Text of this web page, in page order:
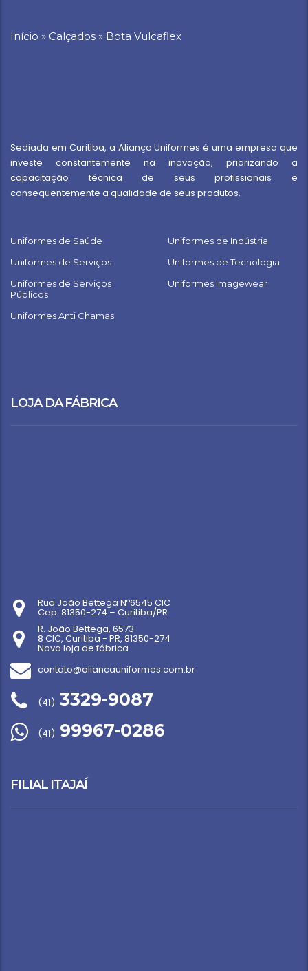
Início » Calçados » Bota Vulcaflex
Sediada em Curitiba, a Aliança Uniformes é uma empresa que
investe constantemente na inovação, priorizando a
capacitação técnica de seus profissionais e
consequentemente a qualidade de seus produtos.
Uniformes de Saúde
Uniformes de Indústria
Uniformes de Serviços
Uniformes de Tecnologia
Uniformes de Serviços
Públicos
Uniformes Imagewear
Uniformes Anti Chamas
LOJA DA FÁBRICA
Rua João Bettega Nº6545 CIC
Cep: 81350-274 – Curitiba/PR
R. João Bettega, 6573
8 CIC, Curitiba - PR, 81350-274
Nova loja de fábrica
contato@aliancauniformes.com.br
(41) 3329-9087
(41) 99967-0286
FILIAL ITAJAÍ